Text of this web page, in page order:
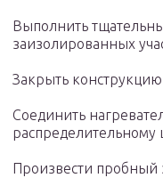
Выполнить
заизолированных
Закрыть
Соединить
распределительному
Произвести пробный